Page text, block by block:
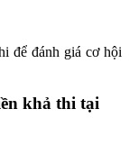
để đánh giá cơ hội
khả thi tại